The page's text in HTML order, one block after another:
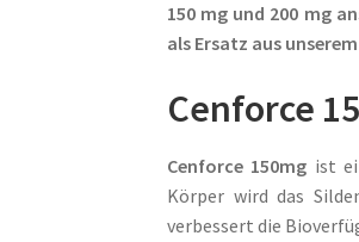
150 mg und 200 mg
als Ersatz aus
Cenforce
Cenforce 150mg ist
Körper wird das
verbessert die